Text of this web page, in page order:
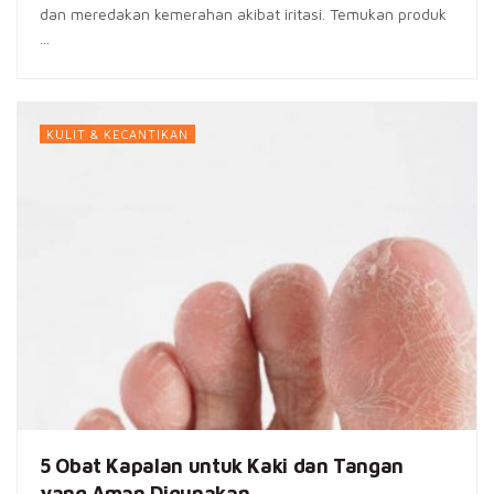
dan meredakan kemerahan akibat iritasi. Temukan produk
KULIT & KECANTIKAN
5 Obat Kapalan untuk Kaki dan Tangan